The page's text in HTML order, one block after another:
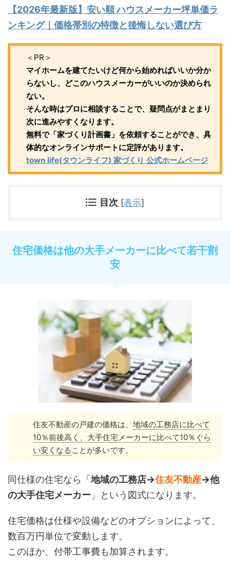
【2026年最新版】安い順 ハウスメーカー坪単価ラ
ンキング｜価格帯別の特徴と後悔しない選び方
＜PR＞
マイホームを建てたいけど何から始めればいいか分か
らないし、どこのハウスメーカーがいいのか決められ
ない。
そんな時はプロに相談することで、疑問点がまとまり
次に進みやすくなります。
無料で「家づくり計画書」を依頼することができ、具
体的なオンラインサポートに定評があります。
town life(タウンライフ) 家づくり 公式ホームページ
目次 [表示]
住宅価格は他の大手メーカーに比べて若干割
安
住友不動産の戸建の価格は、 地域の工務店に比べて
10％前後高く、大手住宅メーカーに比べて10％ぐら
い安くなる ことが多いです。
同仕様の住宅なら「地域の工務店→住友不動産→他
の大手住宅メーカー 」という図式になります。
住宅価格は仕様や設備などのオプションによって、
数百万円単位で変動します。
このほか、付帯工事費も加算されます。